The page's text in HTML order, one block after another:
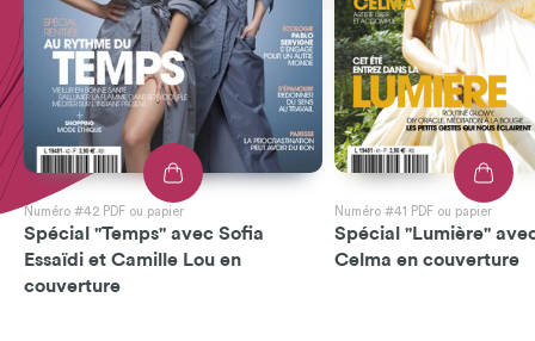
Numéro #42 PDF ou papier
Spécial "Temps" avec Sofia
Essaïdi et Camille Lou en
couverture
Numéro #41 PDF ou papier
Spécial "Lumière"
Celma en couverture